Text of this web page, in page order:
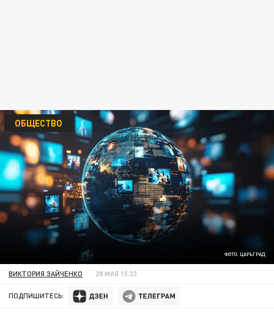
ФОТО: ЦАРЬГРАД
ОБЩЕСТВО
ВИКТОРИЯ ЗАЙЧЕНКО 28 МАЯ 15:33
ПОДПИШИТЕСЬ: